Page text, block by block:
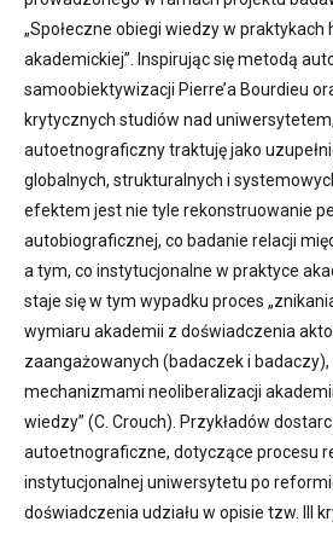
„Społeczne obiegi wiedzy w praktykach
akademickiej”. Inspirując się metodą
samoobiektywizacji Pierre’a Bourdieu
krytycznych studiów nad
autoetnograficzny traktuję jako
globalnych, strukturalnych i
efektem jest nie tyle rekonstruowanie
autobiograficznej, co badanie relacji
a tym, co instytucjonalne w praktyce
staje się w tym wypadku proces
wymiaru akademii z doświadczenia
zaangażowanych (badaczek i
mechanizmami neoliberalizacji
wiedzy” (C. Crouch). Przykładów
autoetnograficzne, dotyczące procesu
instytucjonalnej uniwersytetu po
doświadczenia udziału w opisie tzw. III